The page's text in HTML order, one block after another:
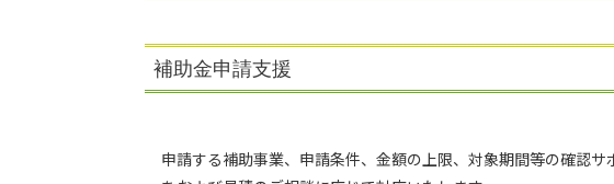
補助金申請支援
申請する補助事業、申請条件、金額の上限、対象期間等の確認